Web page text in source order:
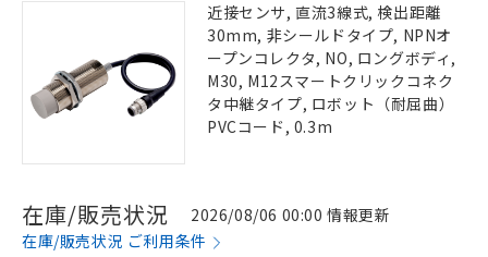
近接センサ, 直流3線式, 検出距離
30mm, 非シールドタイプ, NPNオ
ープンコレクタ, NO, ロングボディ,
M30, M12スマートクリックコネク
タ中継タイプ, ロボット（耐屈曲）
PVCコード, 0.3m
在庫/販売状況
2026/08/06 00:00 情報更新
在庫/販売状況 ご利用条件